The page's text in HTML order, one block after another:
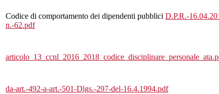
Codice di comportamento dei dipendenti pubblici D.P.R.-
n.-62.pdf
da-art.-492-a-art.-501-Dlgs.-297-del-16.4.1994.pdf